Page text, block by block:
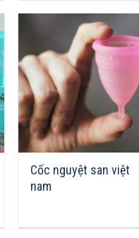
Cốc nguyệt san việt
nam